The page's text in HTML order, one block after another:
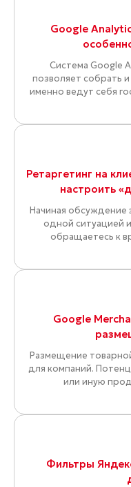
Google
Система Google
позволяет собрать
именно ведут себя
Ретаргетинг на
настроить
Начиная обсуждение
одной ситуацией
обращаетесь к
Google
Размещение
для компаний.
или иную
Фильтры